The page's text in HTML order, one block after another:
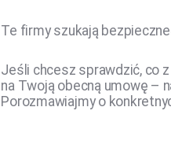
Te firmy szukają
Jeśli chcesz sprawdzić, co
na Twoją obecną umowę –
Porozmawiajmy o